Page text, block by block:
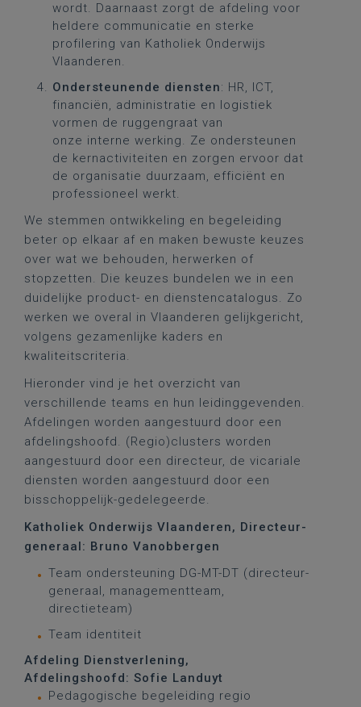
wordt. Daarnaast zorgt de afdeling voor
heldere communicatie en sterke
profilering van Katholiek Onderwijs
Vlaanderen.
Ondersteunende diensten: HR, ICT,
financiën, administratie en logistiek
vormen de ruggengraat van
onze interne werking. Ze ondersteunen
de kernactiviteiten en zorgen ervoor dat
de organisatie duurzaam, efficiënt en
professioneel werkt.
We stemmen ontwikkeling en begeleiding
beter op elkaar af en maken bewuste keuzes
over wat we behouden, herwerken of
stopzetten. Die keuzes bundelen we in een
duidelijke product- en dienstencatalogus. Zo
werken we overal in Vlaanderen gelijkgericht,
volgens gezamenlijke kaders en
kwaliteitscriteria.
Hieronder vind je het overzicht van
verschillende teams en hun leidinggevenden.
Afdelingen worden aangestuurd door een
afdelingshoofd. (Regio)clusters worden
aangestuurd door een directeur, de vicariale
diensten worden aangestuurd door een
bisschoppelijk-gedelegeerde.
Katholiek Onderwijs Vlaanderen, Directeur-
generaal: Bruno Vanobbergen
Team ondersteuning DG-MT-DT (directeur-
generaal, managementteam,
directieteam)
Team identiteit
Afdeling Dienstverlening,
Afdelingshoofd: Sofie Landuyt
Pedagogische begeleiding regio